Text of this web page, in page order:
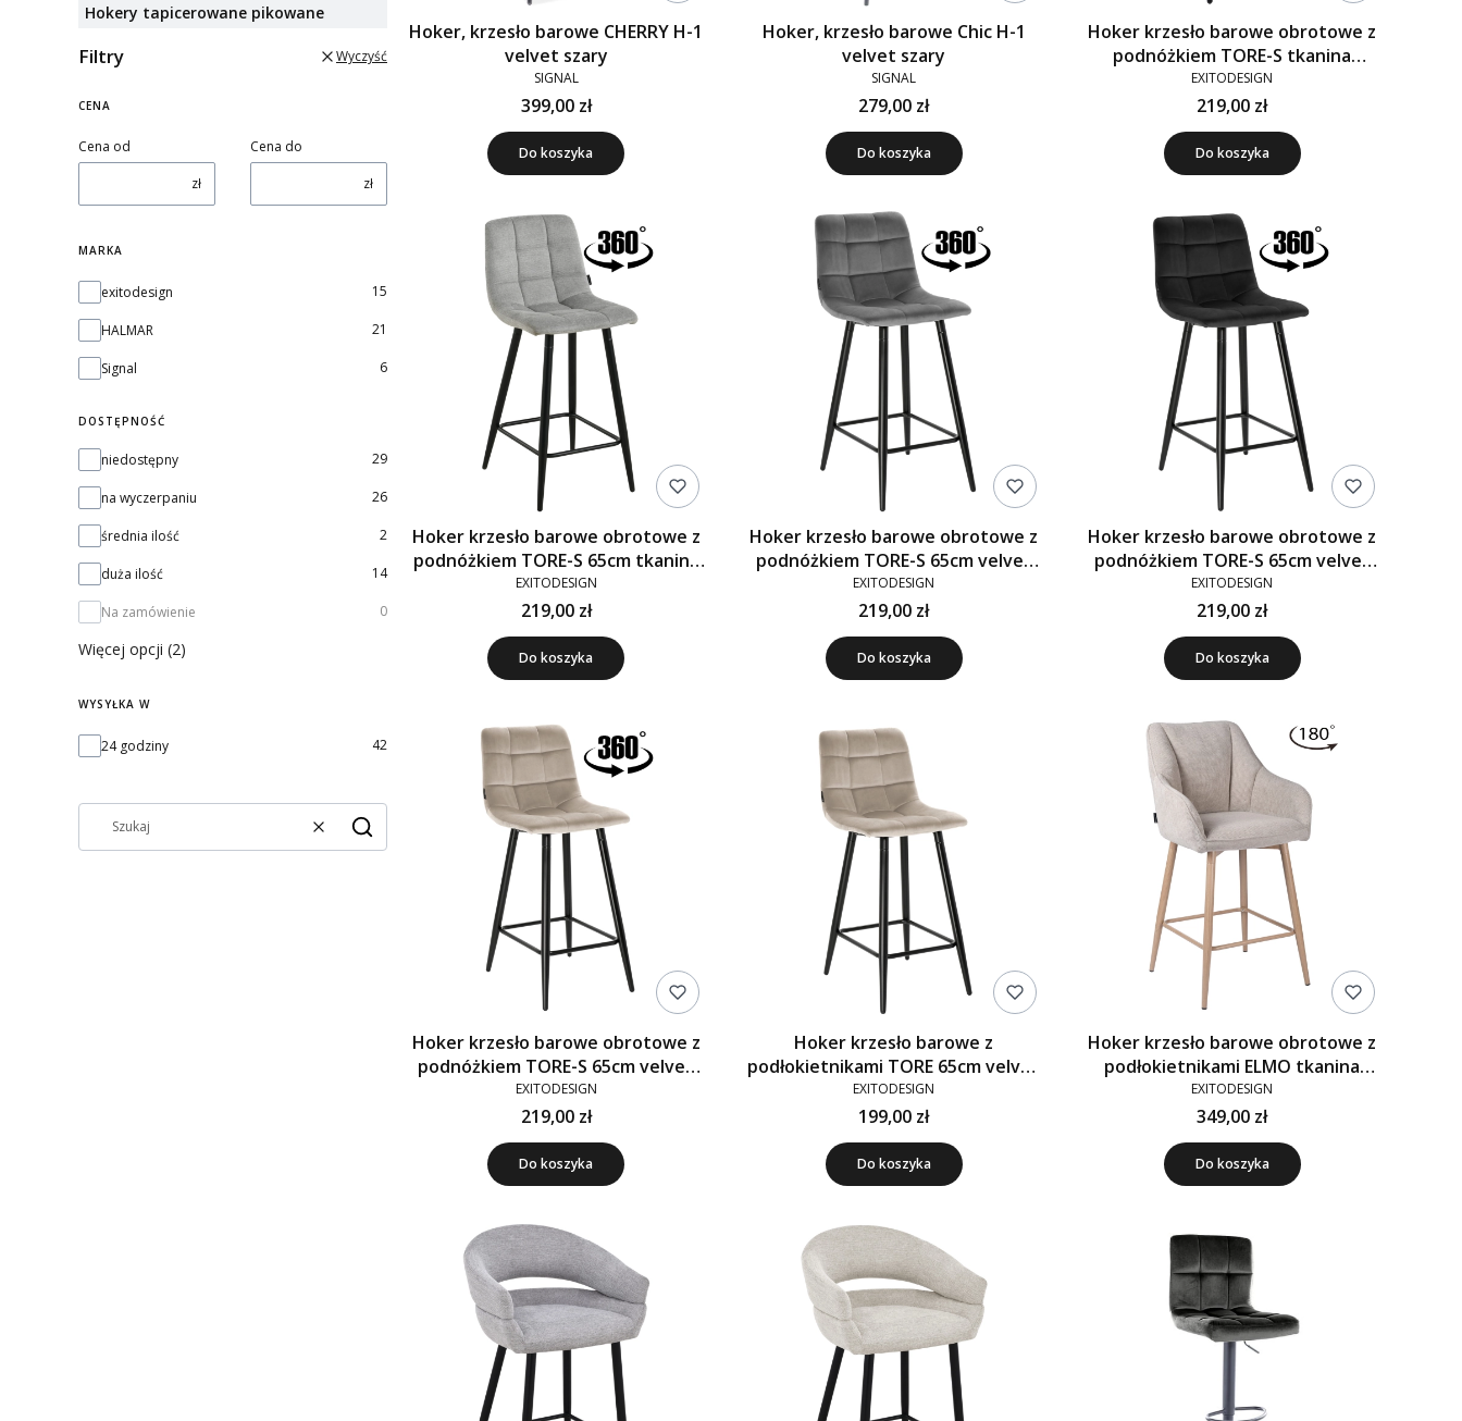
Hokery tapicerowane pikowane
Filtry Wyczyść
CENA
Cena od
zł
Cena do
zł
MARKA
Marka
exitodesign 15
HALMAR 21
Signal 6
DOSTĘPNOŚĆ
Dostępność
niedostępny 29
na wyczerpaniu 26
średnia ilość 2
duża ilość 14
Na zamówienie 0
Więcej opcji (2)
WYSYŁKA W
Wysyłka w
24 godziny 42
WyczyśćSzukaj
Hoker, krzesło barowe CHERRY H-1
velvet szary
SIGNAL
399,00 zł
Do koszyka
Hoker, krzesło barowe Chic H-1
velvet szary
SIGNAL
279,00 zł
Do koszyka
Hoker krzesło barowe obrotowe z
podnóżkiem TORE-S tkanina
beżowe 920-01
EXITODESIGN
219,00 zł
Do koszyka
Hoker krzesło barowe obrotowe z
podnóżkiem TORE-S 65cm tkanina
szare 920-10
EXITODESIGN
219,00 zł
Do koszyka
Hoker krzesło barowe obrotowe z
podnóżkiem TORE-S 65cm velvet
szare G-12
EXITODESIGN
219,00 zł
Do koszyka
Hoker krzesło barowe obrotowe z
podnóżkiem TORE-S 65cm velvet
czarne G-77
EXITODESIGN
219,00 zł
Do koszyka
Hoker krzesło barowe obrotowe z
podnóżkiem TORE-S 65cm velvet
beżowe G-09
EXITODESIGN
219,00 zł
Do koszyka
Hoker krzesło barowe z
podłokietnikami TORE 65cm velvet
beżowe G-09
EXITODESIGN
199,00 zł
Do koszyka
Hoker krzesło barowe obrotowe z
podłokietnikami ELMO tkanina
beżowe CAT-02
EXITODESIGN
349,00 zł
Do koszyka